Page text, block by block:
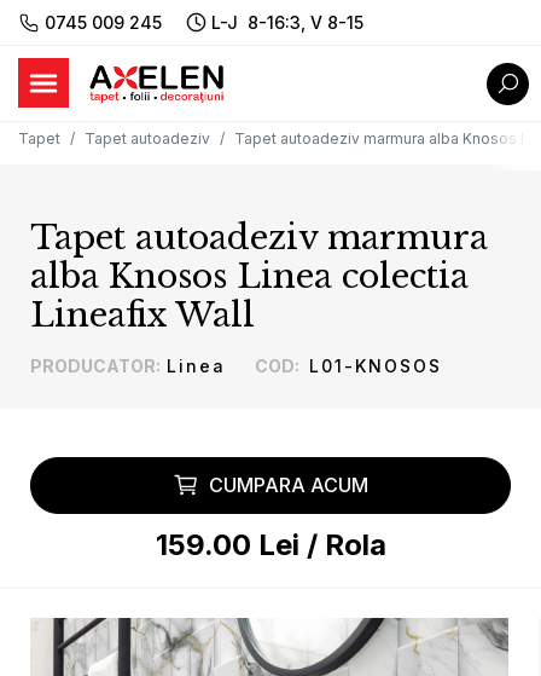
0745 009 245 L-J 8-16:3, V 8-15
Tapet Tapet autoadeziv Tapet autoadeziv marmura alba Knosos
CUMPARA ACUM
159.00 Lei / Rola
Tapet autoadeziv marmura
alba Knosos Linea colectia
Lineafix Wall
PRODUCATOR: Linea COD: L01-KNOSOS